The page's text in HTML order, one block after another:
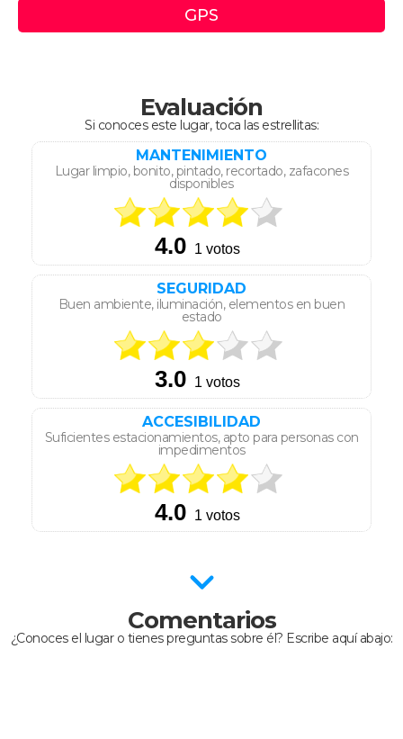
GPS
Evaluación
Si conoces este lugar, toca las estrellitas:
MANTENIMIENTO
Lugar limpio, bonito, pintado, recortado, zafacones
disponibles
SEGURIDAD
Buen ambiente, iluminación, elementos en buen
estado
ACCESIBILIDAD
Suficientes estacionamientos, apto para personas con
impedimentos
Comentarios
¿Conoces el lugar o tienes preguntas sobre él? Escribe aquí abajo: